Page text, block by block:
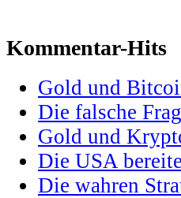
Kommentar-Hits
Gold und
Die falsche
Gold und
Die USA
Die wahren